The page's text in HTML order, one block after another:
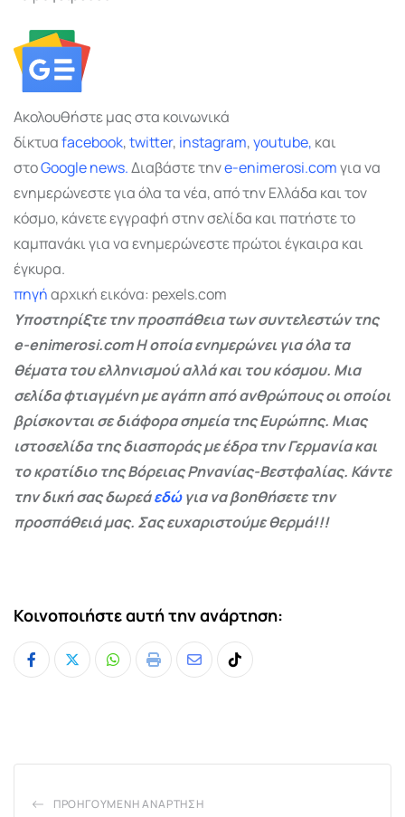
Ακολουθήστε μας στα κοινωνικά
δίκτυαfacebook,twitter, instagram,youtube, και
στοGooglenews.Διαβάστε τηνe-enimerosi.comγια να
ενημερώνεστε για όλα τα νέα, από την Ελλάδα και τον
κόσμο, κάνετε εγγραφή στην σελίδα και πατήστε το
καμπανάκι για να ενημερώνεστε πρώτοι έγκαιρα και
έγκυρα.
πηγήαρχική εικόνα: pexels.com
Υποστηρίξτε την προσπάθεια των συντελεστών της
e-enimerosi.com Η οποία ενημερώνει για όλα τα
θέματα του ελληνισμού αλλά και του κόσμου. Μια
σελίδα φτιαγμένη με αγάπη από ανθρώπους οι οποίοι
βρίσκονται σε διάφορα σημεία της Ευρώπης. Μιας
ιστοσελίδα της διασποράς με έδρα την Γερμανία και
το κρατίδιο της Βόρειας Ρηνανίας-Βεστφαλίας. Κάντε
την δική σας δωρεάεδώγια να βοηθήσετε την
προσπάθειά μας. Σας ευχαριστούμε θερμά!!!
Κοινοποιήστε αυτή την ανάρτηση:
Whatsapp
Print
ShareTiktok
ΠΡΟΗΓΟΎΜΕΝΗ ΑΝΆΡΤΗΣΗ